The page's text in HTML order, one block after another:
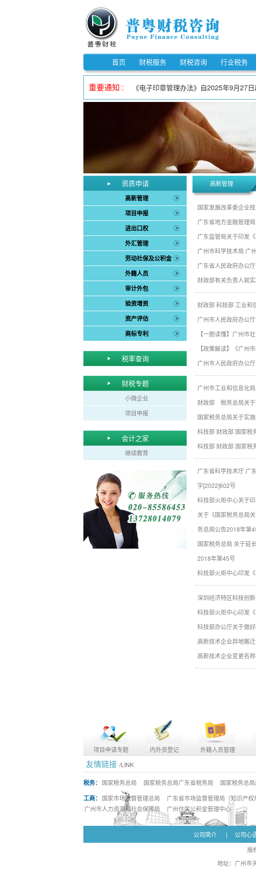
首页 财税服务 财税咨询 行业税务
重要通知 :
《市场监督管理信用修复管理办法》自
《中华人民共和国反不正当竞争法》自
自2023年1月1日至2027年12月31日，
《电子印章管理办法》自2025年9月27日
自2023年1月1日至2027年12月31日，
自2023年1月1日至2027年12月31日，
《欠税公告办法》自2026年3月1日起施行
《中华人民共和国增值税法实施条例》
自2023年1月1日至2027年12月31日，
《中华人民共和国增值税法》自2026年
《市场监督管理信用修复管理办法》自
《中华人民共和国反不正当竞争法》自
资质申请
高新管理
项目申报
进出口权
外汇管理
劳动社保及公积金
外籍人员
审计外包
验资增资
资产评估
商标专利
税率查询
财税专题
小微企业
项目申报
会计之家
继续教育
高新管理
国家发展改革委企业
广东省地方金融管理
广东监管局关于印发
广州市科学技术局 广
广东省人民政府办公
财政部有关负责人就
财政部 科技部 工业和
广州市人民政府办公
【一图读懂】广州市
【政策解读】《广州
广州市人民政府办公
广州市工业和信息化
财政部 税务总局关于
国家税务总局关于实
科技部 财政部 国家税
科技部 财政部 国家税
广东省科学技术厅 广
字[2022]602号
科技部火炬中心关于
关于《国家税务总局
务总局公告2018年第
国家税务总局 关于延
2018年第45号
科技部火炬中心印发
深圳经济特区科技创
科技部火炬中心印发
科技部办公厅关于做
高新技术企业异地搬迁
高新技术企业变更名称
项目申请专题 内外资登记 外籍人员管理
友情链接 /LINK
税务： 国家税务总局 国家税务总局广东省税务局 国家税务总
工商： 国家市场监督管理总局 广东省市场监督管理局（知识产权
广州市人力资源和社会保障局
广州住房公积金管理中心
公司简介 | 公司心
版
地址：广州市